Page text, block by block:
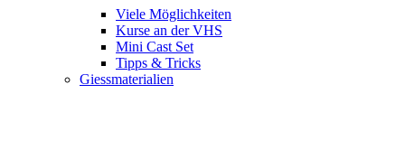
Viele Möglichkeiten
Kurse an der VHS
Mini Cast Set
Tipps & Tricks
Giessmaterialien